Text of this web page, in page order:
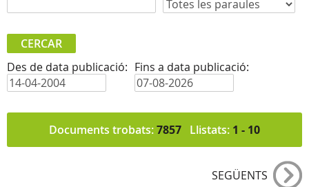
Des de data publicació: Fins a data publicació:
Documents trobats:7857 Llistats: 1 - 10
SEGÜENTS